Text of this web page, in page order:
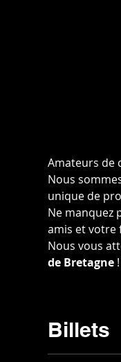
Amateurs de
Nous
unique de
Ne manquez
amis et votre
Nous vous
de Bretagne !
Billets